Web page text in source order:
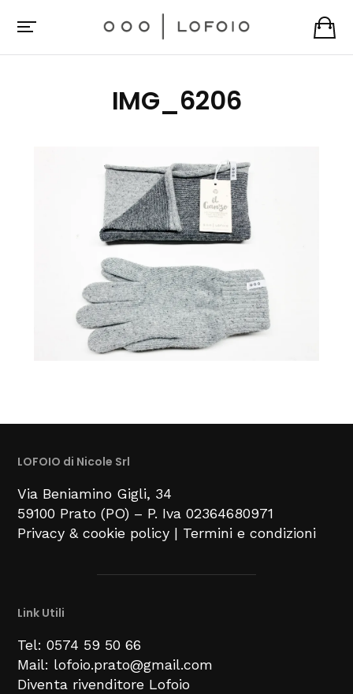
IMG_6206
LOFOIO di Nicole Srl
Via Beniamino Gigli, 34
59100 Prato (PO) – P. Iva 02364680971
Privacy & cookie policy | Termini e condizioni
Link Utili
Tel: 0574 59 50 66
Mail: lofoio.prato@gmail.com
Diventa rivenditore Lofoio